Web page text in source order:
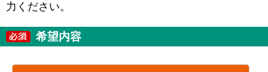
力ください。
希望内容